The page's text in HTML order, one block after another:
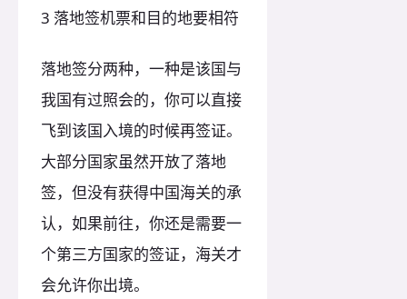
3 落地签机票和目的地要相符
落地签分两种，一种是该国与
我国有过照会的，你可以直接
飞到该国入境的时候再签证。
大部分国家虽然开放了落地
签，但没有获得中国海关的承
认，如果前往，你还是需要一
个第三方国家的签证，海关才
会允许你出境。